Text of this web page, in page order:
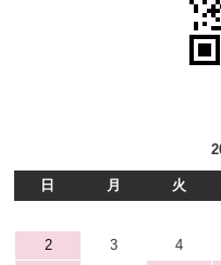
日 月 火
2
3 4